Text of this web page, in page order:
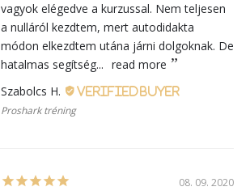
vagyok elégedve a kurzussal. Nem teljesen
a nulláról kezdtem, mert autodidakta
módon elkezdtem utána járni dolgoknak. De
hatalmas segítség... read more
Szabolcs H.
Proshark tréning
08. 09. 2020